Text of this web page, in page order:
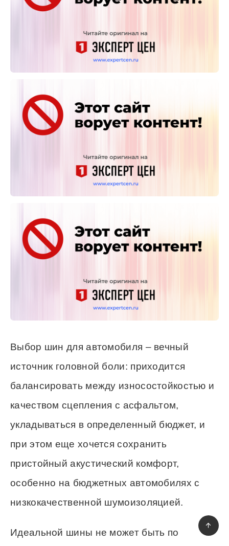
Выбор шин для автомобиля – вечный
источник головной боли: приходится
балансировать между износостойкостью и
качеством сцепления с асфальтом,
укладываться в определенный бюджет, и
при этом еще хочется сохранить
пристойный акустический комфорт,
особенно на бюджетных автомобилях с
низкокачественной шумоизоляцией.
Идеальной шины не может быть по